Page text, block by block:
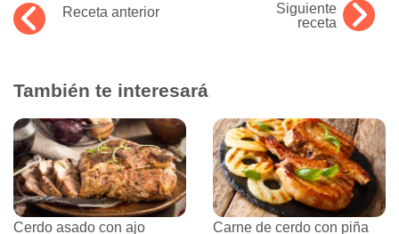
Receta anterior
Siguiente
receta
También te interesará
Cerdo asado con ajo Carne de cerdo con piña